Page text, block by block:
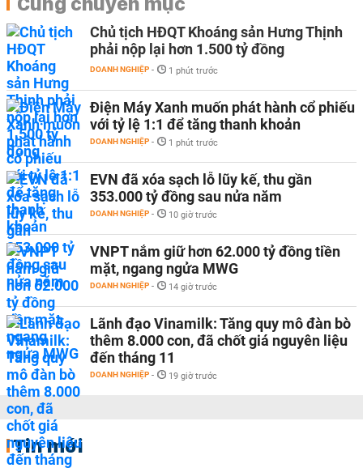
Chủ tịch HĐQT Khoáng sản Hưng Thịnh
phải nộp lại hơn 1.500 tỷ đồng
DOANH NGHIỆP - 1 phút trước
Điện Máy Xanh muốn phát hành cổ phiếu
với tỷ lệ 1:1 để tăng thanh khoản
DOANH NGHIỆP - 1 phút trước
EVN đã xóa sạch lỗ lũy kế, thu gần
353.000 tỷ đồng sau nửa năm
DOANH NGHIỆP - 10 giờ trước
VNPT nắm giữ hơn 62.000 tỷ đồng tiền
mặt, ngang ngửa MWG
DOANH NGHIỆP - 14 giờ trước
Lãnh đạo Vinamilk: Tăng quy mô đàn bò
thêm 8.000 con, đã chốt giá nguyên liệu
đến tháng 11
DOANH NGHIỆP - 19 giờ trước
Tin mới